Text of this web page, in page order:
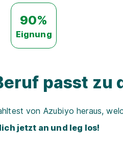
90%
Eignung
passt zu
von Azubiyo heraus,
jetzt an und leg los!